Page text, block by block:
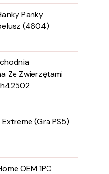
Panky
(4604)
Ze Zwierzętami
(Gra PS5)
OEM 1PC